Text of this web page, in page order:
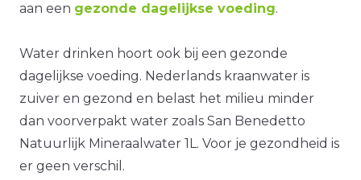
aan een gezonde dagelijkse voeding.
Water drinken hoort ook bij een gezonde
dagelijkse voeding. Nederlands kraanwater is
zuiver en gezond en belast het milieu minder
dan voorverpakt water zoals San Benedetto
Natuurlijk Mineraalwater 1L. Voor je gezondheid is
er geen verschil.